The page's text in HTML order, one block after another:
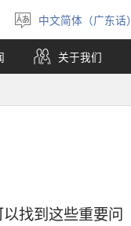
选
择
语
言
中文简体（广东话）
关于我们
找到这些重要问